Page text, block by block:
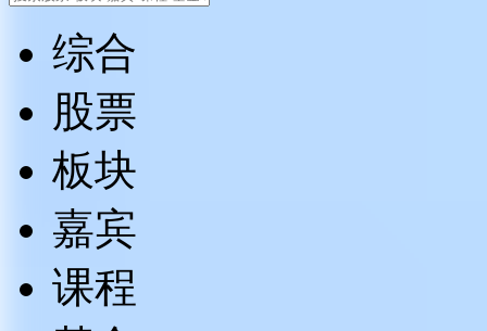
综合
股票
板块
嘉宾
课程